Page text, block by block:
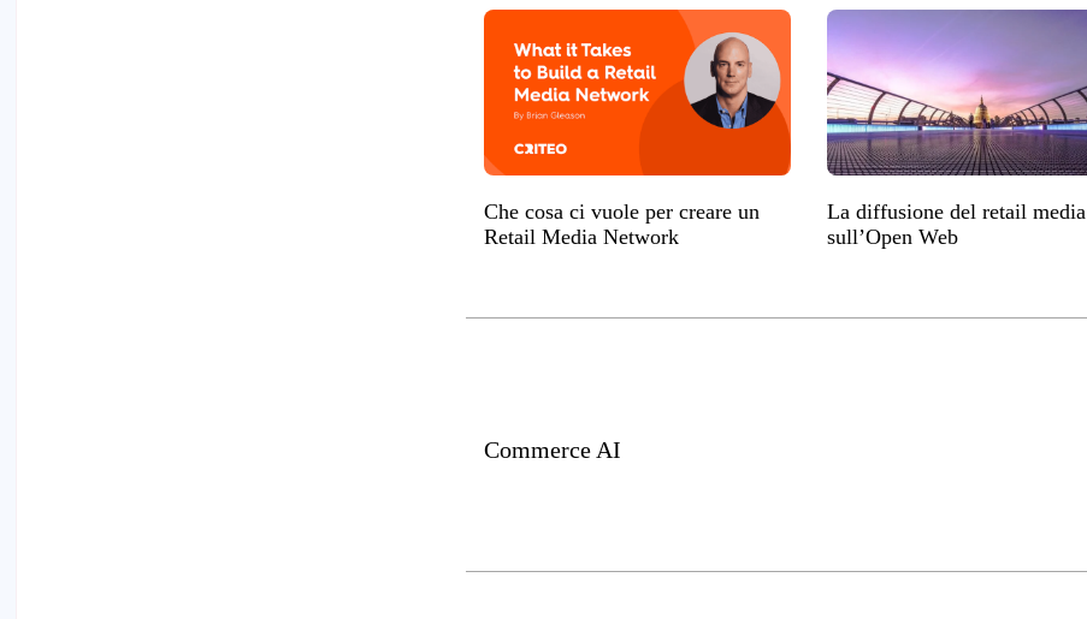
Che cosa ci vuole per creare un
Retail Media Network
La diffusione del retail media
sull’Open Web
Commerce AI